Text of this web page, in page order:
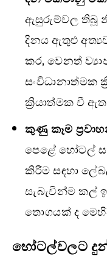
ඇසුරුම්වල තිබූ
දිනය ඇතුළු
කර, වෙනත්
සංවිධානාත්මක
ක්‍රියාත්මක වී
කුණු කෑම
පෙළේ හෝටල්
කිරීම සඳහා
සැබැවින්ම කල්
තොගයක් ද
හෝටල්වලට